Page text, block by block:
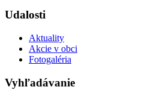
Udalosti
Aktuality
Akcie v obci
Fotogaléria
Vyhľadávanie